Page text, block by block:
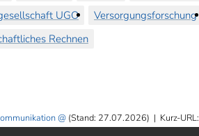
UGO Versorgungsforschung
Rechnen
(Stand: 27.07.2026) | Kurz-URL: